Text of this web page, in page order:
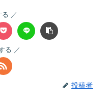
る
る
投稿者